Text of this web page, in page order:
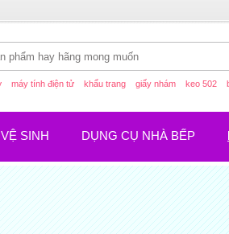
máy tính điện tử khẩu trang giấy nhám keo 502
SINH DỤNG CỤ NHÀ BẾP